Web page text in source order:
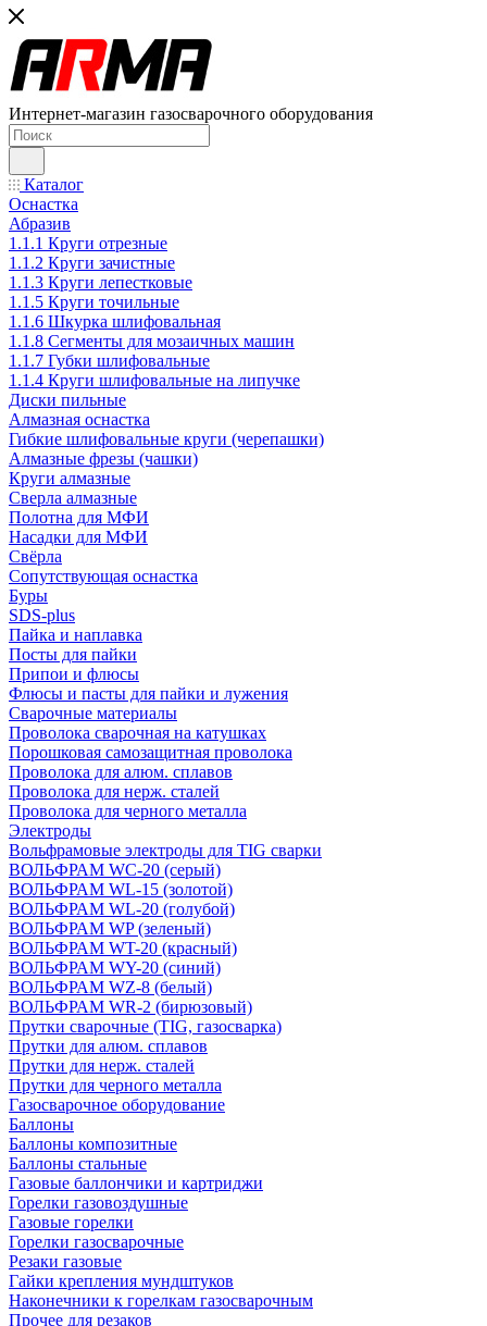
Интернет-магазин газосварочного оборудования
Каталог
Оснастка
Абразив
1.1.1 Круги отрезные
1.1.2 Круги зачистные
1.1.3 Круги лепестковые
1.1.5 Круги точильные
1.1.6 Шкурка шлифовальная
1.1.8 Сегменты для мозаичных машин
1.1.7 Губки шлифовальные
1.1.4 Круги шлифовальные на липучке
Диски пильные
Алмазная оснастка
Гибкие шлифовальные круги (черепашки)
Алмазные фрезы (чашки)
Круги алмазные
Сверла алмазные
Полотна для МФИ
Насадки для МФИ
Свёрла
Сопутствующая оснастка
Буры
SDS-plus
Пайка и наплавка
Посты для пайки
Припои и флюсы
Флюсы и пасты для пайки и лужения
Сварочные материалы
Проволока сварочная на катушках
Порошковая самозащитная проволока
Проволока для алюм. сплавов
Проволока для нерж. сталей
Проволока для черного металла
Электроды
Вольфрамовые электроды для TIG сварки
ВОЛЬФРАМ WC-20 (серый)
ВОЛЬФРАМ WL-15 (золотой)
ВОЛЬФРАМ WL-20 (голубой)
ВОЛЬФРАМ WP (зеленый)
ВОЛЬФРАМ WT-20 (красный)
ВОЛЬФРАМ WY-20 (синий)
ВОЛЬФРАМ WZ-8 (белый)
ВОЛЬФРАМ WR-2 (бирюзовый)
Прутки сварочные (TIG, газосварка)
Прутки для алюм. сплавов
Прутки для нерж. сталей
Прутки для черного металла
Газосварочное оборудование
Баллоны
Баллоны композитные
Баллоны стальные
Газовые баллончики и картриджи
Горелки газовоздушные
Газовые горелки
Горелки газосварочные
Резаки газовые
Гайки крепления мундштуков
Наконечники к горелкам газосварочным
Прочее для резаков